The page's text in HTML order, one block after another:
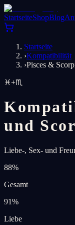
StartseiteShopBlog
Startseite
›Kompatibilität
›Pisces &
♓+♏
und
Liebe-, Sex- und
88%
Gesamt
91%
Liebe